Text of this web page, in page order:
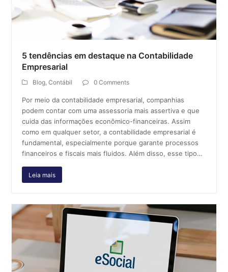
5 tendências em destaque na Contabilidade
Empresarial
Blog,Contábil 0 Comments
Por meio da contabilidade empresarial, companhias
podem contar com uma assessoria mais assertiva e que
cuida das informações econômico-financeiras. Assim
como em qualquer setor, a contabilidade empresarial é
fundamental, especialmente porque garante processos
financeiros e fiscais mais fluidos. Além disso, esse tipo…
Leia mais